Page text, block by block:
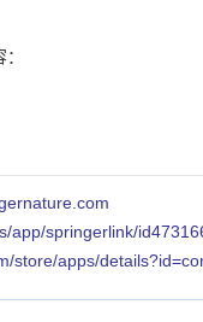
app/springerlink/
store/apps/